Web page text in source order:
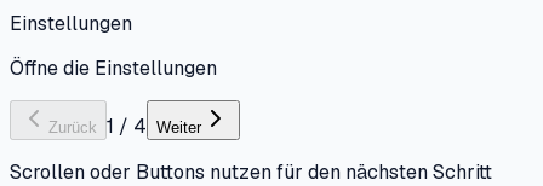
Einstellungen
Öffne die Einstellungen
Zurück 1 / 4 Weiter
Scrollen oder Buttons nutzen für den nächsten Schritt